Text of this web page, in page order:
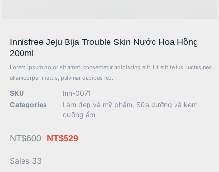
Innisfree Jeju Bija Trouble Skin-Nước Hoa Hồng-
200ml
Lorem ipsum dolor sit amet, consectetur adipiscing elit. Ut elit tellus, luctus nec
ullamcorper mattis, pulvinar dapibus leo.
SKU
Inn-0071
Categories
Làm đẹp và mỹ phẩm, Sữa dưỡng và kem
dưỡng ẩm
NT$600 NT$529
Sales 33